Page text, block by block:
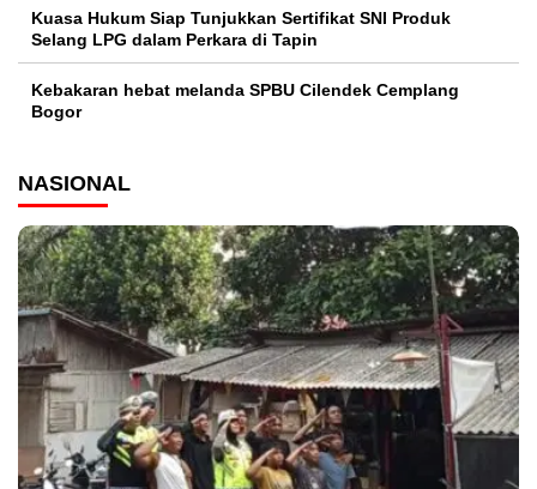
Kuasa Hukum Siap Tunjukkan Sertifikat SNI Produk
Selang LPG dalam Perkara di Tapin
Kebakaran hebat melanda SPBU Cilendek Cemplang
Bogor
NASIONAL